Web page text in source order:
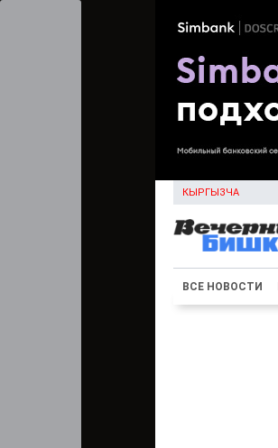
КЫРГЫЗЧА
ВСЕ НОВОСТИ